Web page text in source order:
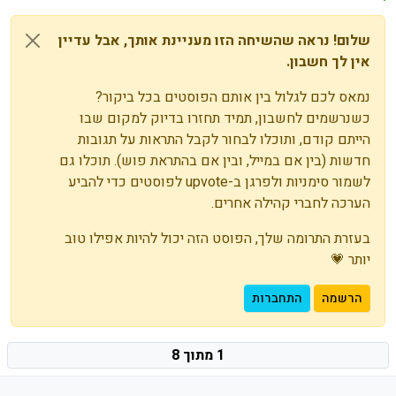
שלום! נראה שהשיחה הזו מעניינת אותך, אבל עדיין
אין לך חשבון.
נמאס לכם לגלול בין אותם הפוסטים בכל ביקור?
כשנרשמים לחשבון, תמיד תחזרו בדיוק למקום שבו
הייתם קודם, ותוכלו לבחור לקבל התראות על תגובות
חדשות (בין אם במייל, ובין אם בהתראת פוש). תוכלו גם
לשמור סימניות ולפרגן ב-upvote לפוסטים כדי להביע
הערכה לחברי קהילה אחרים.
בעזרת התרומה שלך, הפוסט הזה יכול להיות אפילו טוב
יותר 💗
הרשמה התחברות
1 מתוך 8